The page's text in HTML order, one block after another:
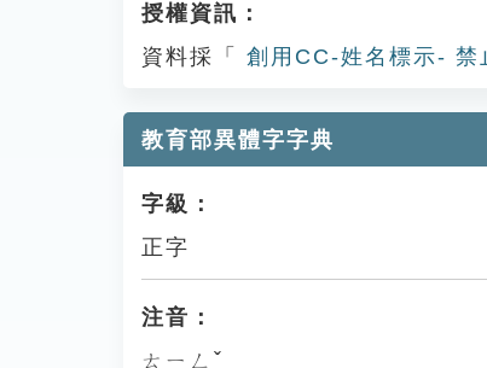
授權資訊：
資料採「
創用CC-姓名標示- 禁
教育部異體字字典
字級：
正字
注音：
ㄊㄧㄥˇ